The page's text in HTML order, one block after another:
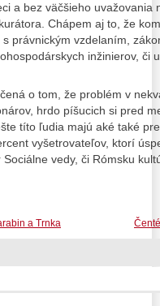
a bez väčšieho uvažovania
Chápem aj to, že
právnickým vzdelaním,
inžinierov, či
o tom, že problém v
hrdo píšucich si pred
títo ľudia majú aké také
vyšetrovateľov, ktorí
vedy, či Rómsku
a Trnka